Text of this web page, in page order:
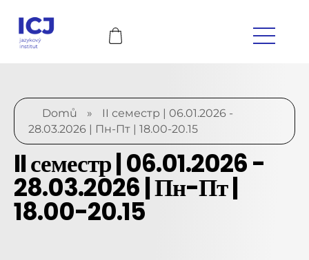
Domů »
II семестр | 06.01.2026 -
28.03.2026 | Пн-Пт | 18.00-20.15
II семестр | 06.01.2026 -
28.03.2026 | Пн-Пт |
18.00-20.15